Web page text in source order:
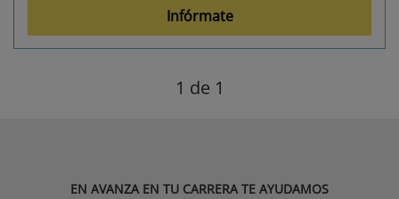
Infórmate
1 de 1
EN AVANZA EN TU CARRERA TE AYUDAMOS